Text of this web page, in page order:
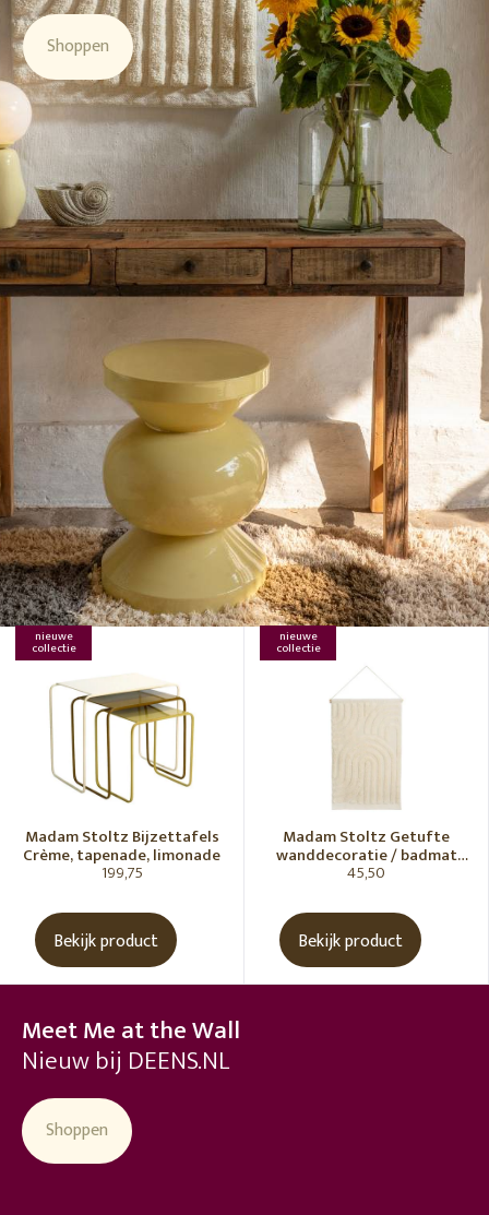
Shoppen
nieuwe
collectie
Madam Stoltz Bijzettafels
Crème, tapenade, limonade
199,75
Bekijk product
nieuwe
collectie
Madam Stoltz Getufte
wanddecoratie / badmat
Vanille
45,50
Bekijk product
Meet Me at the Wall
Nieuw bij DEENS.NL
Shoppen